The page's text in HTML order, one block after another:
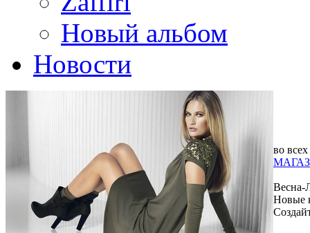
Новый альбом
Новости
во всех
Весна-
Новые